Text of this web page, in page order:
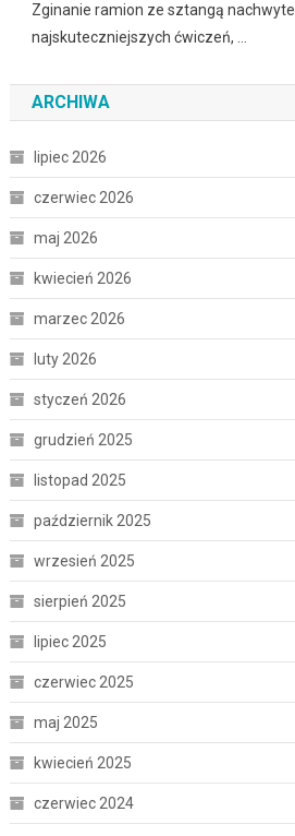
Zginanie ramion ze sztangą
najskuteczniejszych ćwiczeń, …
ARCHIWA
lipiec 2026
czerwiec 2026
maj 2026
kwiecień 2026
marzec 2026
luty 2026
styczeń 2026
grudzień 2025
listopad 2025
październik 2025
wrzesień 2025
sierpień 2025
lipiec 2025
czerwiec 2025
maj 2025
kwiecień 2025
czerwiec 2024